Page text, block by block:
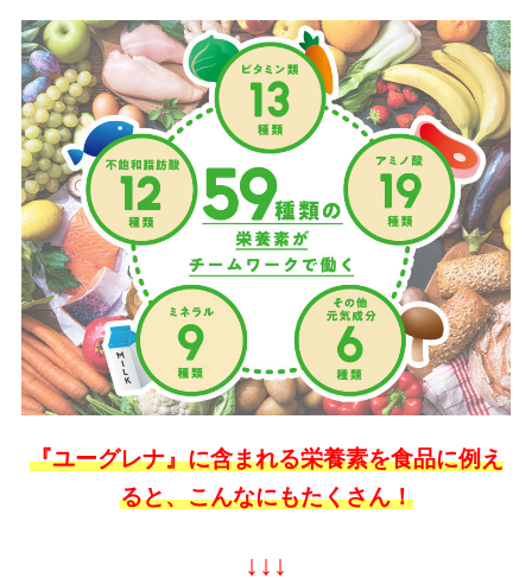
『ユーグレナ』に含まれる栄養素を食品に例え
ると、こんなにもたくさん！
↓↓↓